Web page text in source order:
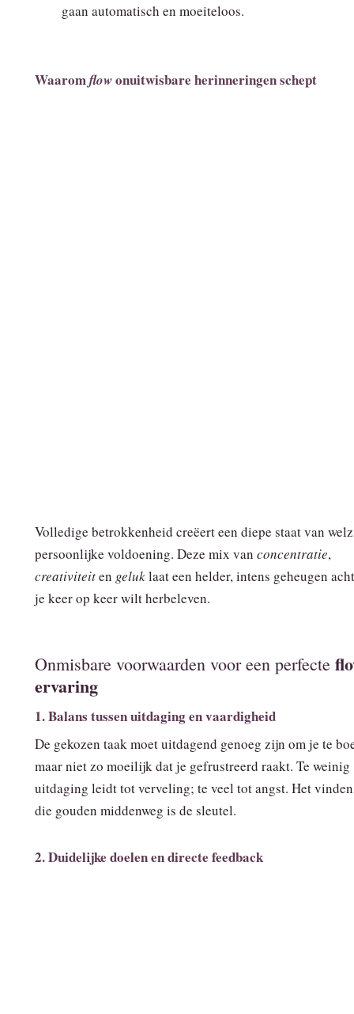
gaan automatisch en moeiteloos.
Waaromflowonuitwisbare herinneringen schept
Volledige betrokkenheid creëert een diepe staat van
persoonlijke voldoening. Deze mix van concentratie,
creativiteiten geluklaat een helder, intens geheugen
je keer op keer wilt herbeleven.
Onmisbare voorwaarden voor een perfecte
ervaring
1. Balans tussen uitdaging en vaardigheid
De gekozen taak moet uitdagend genoeg zijn om je te
maar niet zo moeilijk dat je gefrustreerd raakt. Te weinig
uitdaging leidt tot verveling; te veel tot angst. Het
die gouden middenweg is de sleutel.
2. Duidelijke doelen en directe feedback